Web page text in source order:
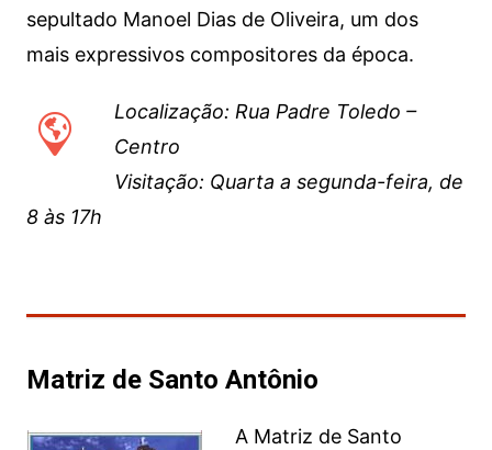
sepultado Manoel Dias de Oliveira, um dos
mais expressivos compositores da época.
Localização: Rua Padre Toledo –
Centro
Visitação: Quarta a segunda-feira, de
8 às 17h
Matriz de Santo Antônio
A Matriz de Santo